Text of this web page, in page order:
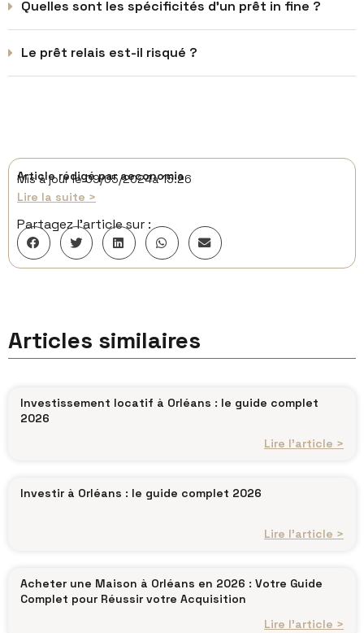
Quelles sont les spécificités d'un prêt in fine ?
Le prêt relais est-il risqué ?
Article rédigé paraeconomia
Mis à jour le 09/05/2024à 15:26
Lire la suite >
Partagez l’article sur :
Articles similaires
Investissement locatif à Orléans : le guide complet
2026
Lire l’article >
Investir à Orléans : le guide complet 2026
Lire l’article >
Acheter une Maison à Orléans en 2026 : Votre Guide
Complet pour Réussir votre Acquisition
Lire l’article >